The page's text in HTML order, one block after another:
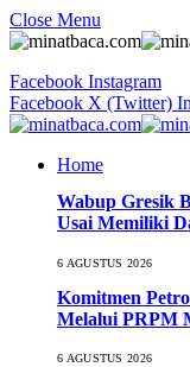
Close Menu
Facebook Instagram
Facebook X (Twitter)
Home
Wabup Gresik
Usai Memiliki
6 AGUSTUS 2026
Komitmen
Melalui PRPM
6 AGUSTUS 2026